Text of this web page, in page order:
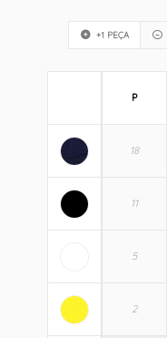
+1 PEÇA
P